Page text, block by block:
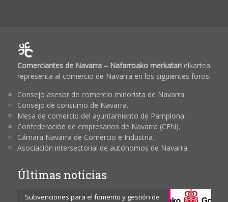
Comerciantes de Navarra – Nafarroako merkatarielkartea
representa al comercio de Navarra en los siguientes foros:
Consejo asesor de comercio minorista de Navarra.
Consejo de consumo de Navarra.
Mesa de comercio del ayuntamiento de Pamplona.
Confederación de empresarios de Navarra (CEN).
Cámara Navarra de Comercio e Industria.
Asociación intersectorial de autónomos de Navarra
Últimas noticias
Subvenciones para el fomento y gestión de